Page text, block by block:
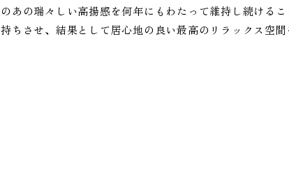
のあの瑞々しい高揚感を何年にもわたって維持し続ける
持ちさせ、結果として居心地の良い最高のリラックス空